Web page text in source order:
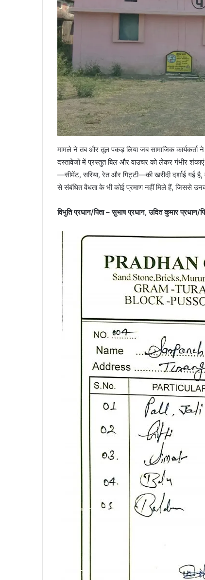
मामले ने तब और तूल पकड़ लिया जब सामाजिक
दस्तावेजों में प्रस्तुत बिल और वाउचर को लेकर गंभीर शंकाएं
—सीमेंट, सरिया, रेत और गिट्टी—की खरीदी दर्शाई गई है,
से संबंधित वैधता के भी कोई प्रमाण नहीं मिले हैं, जिससे
विभुति प्रधान/पिता – सुभाष प्रधान, उदित कुमार प्रधान/